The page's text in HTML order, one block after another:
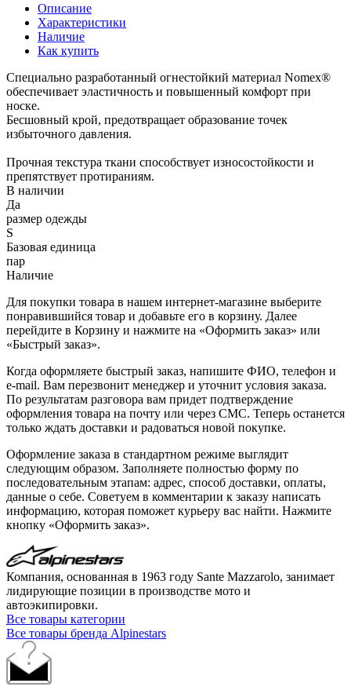
Описание
Характеристики
Наличие
Как купить
Специально разработанный огнестойкий материал Nomex®
обеспечивает эластичность и повышенный комфорт при
носке.
Бесшовный крой, предотвращает образование точек
избыточного давления.
Прочная текстура ткани способствует износостойкости и
препятствует протираниям.
В наличии
Да
размер одежды
S
Базовая единица
пар
Наличие
Для покупки товара в нашем интернет-магазине выберите
понравившийся товар и добавьте его в корзину. Далее
перейдите в Корзину и нажмите на «Оформить заказ» или
«Быстрый заказ».
Когда оформляете быстрый заказ, напишите ФИО, телефон и
e-mail. Вам перезвонит менеджер и уточнит условия заказа.
По результатам разговора вам придет подтверждение
оформления товара на почту или через СМС. Теперь останется
только ждать доставки и радоваться новой покупке.
Оформление заказа в стандартном режиме выглядит
следующим образом. Заполняете полностью форму по
последовательным этапам: адрес, способ доставки, оплаты,
данные о себе. Советуем в комментарии к заказу написать
информацию, которая поможет курьеру вас найти. Нажмите
кнопку «Оформить заказ».
Компания, основанная в 1963 году Sante Mazzarolo, занимает
лидирующие позиции в производстве мото и
автоэкипировки.
Все товары категории
Все товары бренда Alpinestars